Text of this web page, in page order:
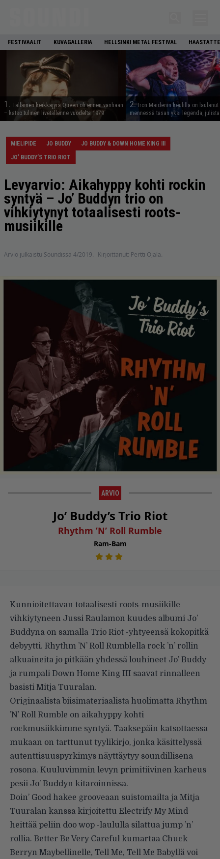
FESTIVAALIT KUVAGALLERIA HELLSINKI METAL FESTIVAL
1. Tällainen keikkajyrä Queen oli ennen vanhaan
– katso tulinen livetallenne vuodelta 1979
2. Iron Maidenin keulilla on laulanut
mennessä tasan yksi legenda,
MIELIPIDE JO BUDDY
JO BUDDY & DOWN HOME KING III
JO’ BUDDY’S TRIO RIOT
Levyarvio: Aikahyppy kohti rockin
syntyä – Jo’ Buddyn trio on
vihkiytynyt totaalisesti roots-
musiikille
Arvio julkaistu Soundissa 4/2019. Kirjoittanut: Pertti Ojala.
ARVIO
Jo’ Buddy’s Trio Riot
Rhythm ’N’ Roll Rumble
Ram-Bam
Kunnioitettavan totaalisesti roots-musiikille
vihkiytyneen Jussi Raulamon kuudes albumi Jo’
Buddyna on samalla Trio Riot -yhtyeensä kokopitkä
debyytti. Rhythm ’N’ Roll Rumblella rock ’n’ rollin
alkuaineita jo pitkään yhdessä louhineet Jo’ Buddy
ja rumpali Down Home King III saavat rinnalleen
basisti Mitja Tuuralan.
Originaalista biisimateriaalista huolimatta Rhythm
’N’ Roll Rumble on aikahyppy kohti
rockmusiikkimme syntyä. Taaksepäin katsottaessa
mukaan on tarttunut tyylikirjo, jonka käsittelyssä
autenttisuuspyrkimys näyttäytyy soundillisena
rosona. Kuuluvimmin levyn primitiivinen karheus
pesii Jo’ Buddyn kitaroinnissa.
Doin’ Good hakee grooveaan suistomailta ja Mitja
Tuuralan kanssa kirjoitettu Electrify My Mind
heittää peliin doo wop -laululla silattua jump ’n’
rollia. Better Be Very Careful kumartaa Chuck
Berryn Maybellinelle, Tell Me, Tell Me Babyllä voi